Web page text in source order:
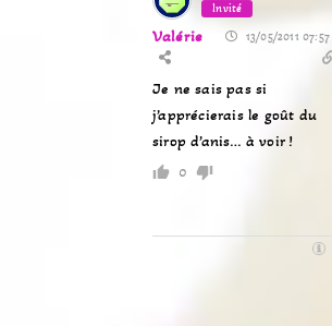
Invité
Valérie 13/05/2011 07:57
Je ne sais pas si
j’apprécierais le goût du
sirop d’anis… à voir !
0